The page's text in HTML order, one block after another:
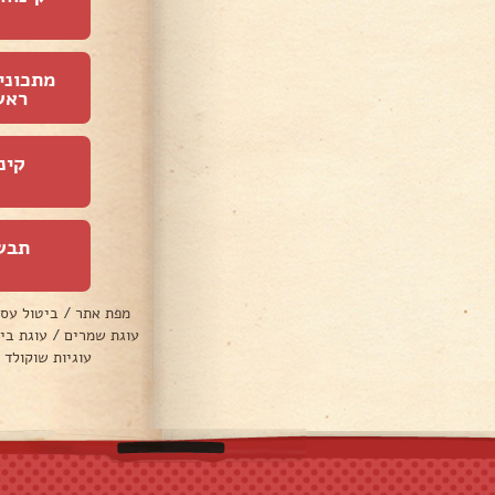
מפת אתר / ביטול
עוגת שמרים / עוגת
עוגיות